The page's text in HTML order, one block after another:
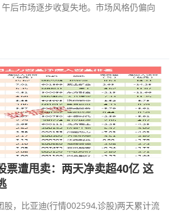
后市场逐步收复失地。市场风格仍偏向
票遭甩卖：两天净卖超40亿 这
股，比亚迪(行情002594,诊股)两天累计流